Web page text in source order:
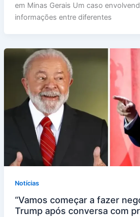
em Minas Gerais Um caso
informações entre diferentes
Notícias
“Vamos começar a fazer
Trump após conversa com